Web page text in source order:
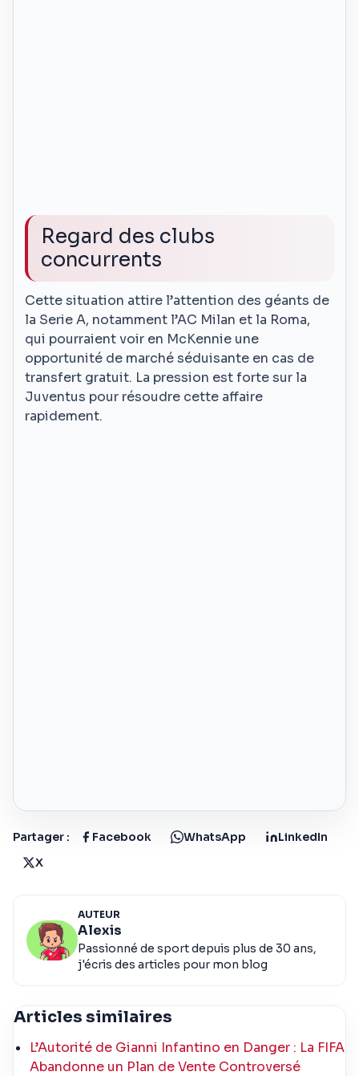
Regard des clubs
concurrents
Cette situation attire l’attention des géants de
la Serie A, notamment l’AC Milan et la Roma,
qui pourraient voir en McKennie une
opportunité de marché séduisante en cas de
transfert gratuit. La pression est forte sur la
Juventus pour résoudre cette affaire
rapidement.
Partager : Facebook WhatsApp
LinkedIn
X
AUTEUR
Alexis
Passionné de sport depuis plus de 30 ans,
j'écris des articles pour mon blog
Articles similaires
L’Autorité de Gianni Infantino en Danger : La FIFA
Abandonne un Plan de Vente Controversé